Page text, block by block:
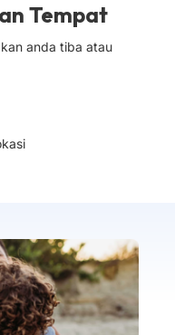
Tempat
anda tiba atau